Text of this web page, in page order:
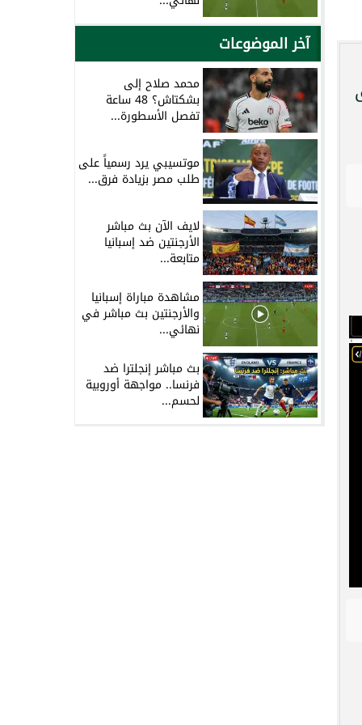
آخر الموضوعات
محمد صلاح إلى
بشكتاش؟ 48 ساعة
تفصل الأسطورة...
موتسيبي يرد رسمياً على
طلب مصر بزيادة فرق...
لايف الآن بث مباشر
الأرجنتين ضد إسبانيا
متابعة...
مشاهدة مباراة إسبانيا
والأرجنتين بث مباشر في
نهائي...
بث مباشر إنجلترا ضد
فرنسا.. مواجهة أوروبية
لحسم...